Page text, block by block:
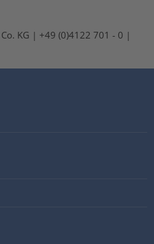
KG | +49 (0)4122 701 - 0 |